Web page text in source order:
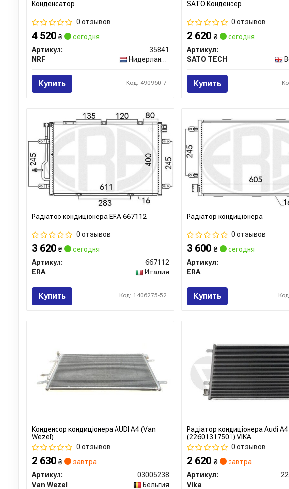
Конденсатор
0 отзывов
4 520 ₴
сегодня
Артикул:
35841
NRF
Нидерланды
Купить Код: 490960-7
SATO Конденсер
0 отзывов
2 620 ₴
сегодня
Артикул:
SATO TECH
Купить
Радіатор кондиціонера ERA 667112
0 отзывов
3 620 ₴
сегодня
Артикул:
667112
ERA
Италия
Купить Код: 1406275-52
Радіатор кондиціонера
0 отзывов
3 600 ₴
сегодня
Артикул:
ERA
Купить
Конденсор кондиціонера AUDI A4 (Van
Wezel)
0 отзывов
2 630 ₴
завтра
Артикул:
03005238
Van Wezel
Бельгия
Радіатор кондиціонера Audi
(22601317501) VIKA
0 отзывов
2 620 ₴
завтра
Артикул:
Vika